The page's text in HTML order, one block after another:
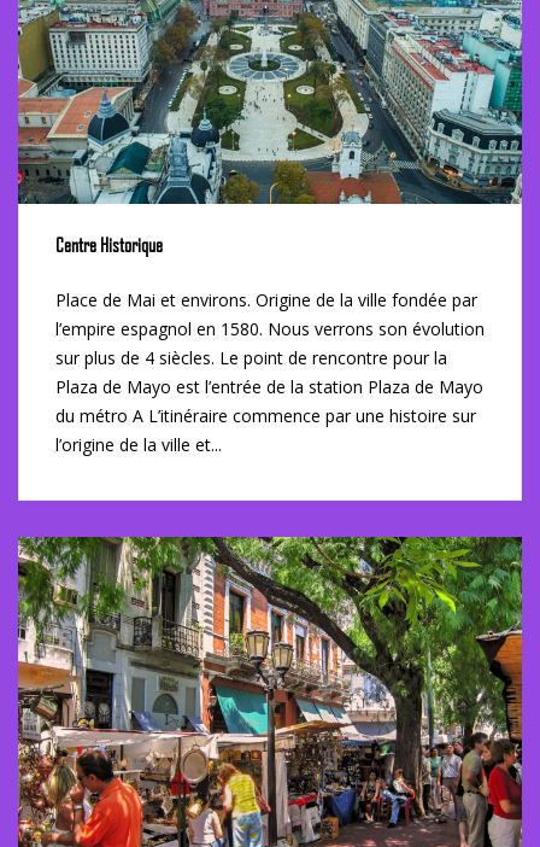
Centre Historique
Place de Mai et environs. Origine de la ville fondée par
l’empire espagnol en 1580. Nous verrons son évolution
sur plus de 4 siècles. Le point de rencontre pour la
Plaza de Mayo est l’entrée de la station Plaza de Mayo
du métro A L’itinéraire commence par une histoire sur
l’origine de la ville et...